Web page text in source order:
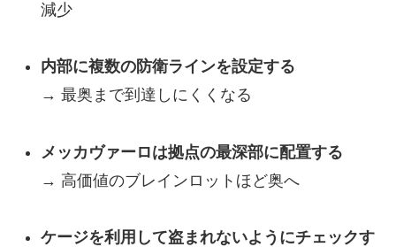
減少
内部に複数の防衛ラインを設定する
→ 最奥まで到達しにくくなる
メッカヴァーロは拠点の最深部に配置する
→ 高価値のブレインロットほど奥へ
ケージを利用して盗まれないようにチェックす